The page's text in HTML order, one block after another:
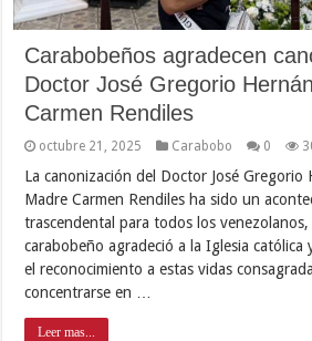
Carabobeños agradecen
Doctor José Gregorio
Carmen Rendiles
octubre 21, 2025 Carabobo 0
La canonización del Doctor José Gregorio
Madre Carmen Rendiles ha sido un
trascendental para todos los
carabobeño agradeció a la Iglesia católica
el reconocimiento a estas vidas
concentrarse en …
Leer mas...